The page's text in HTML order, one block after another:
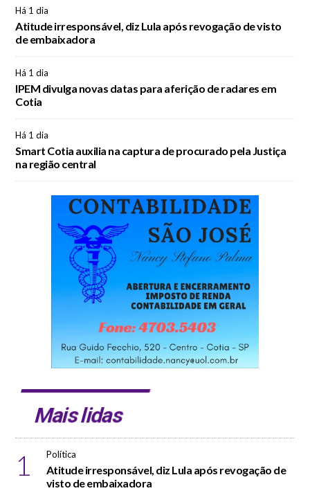
Há 1 dia
Atitude irresponsável, diz Lula após revogação de visto
de embaixadora
Há 1 dia
IPEM divulga novas datas para aferição de radares em
Cotia
Há 1 dia
Smart Cotia auxilia na captura de procurado pela Justiça
na região central
Mais lidas
1 Política
Atitude irresponsável, diz Lula após revogação de
visto de embaixadora